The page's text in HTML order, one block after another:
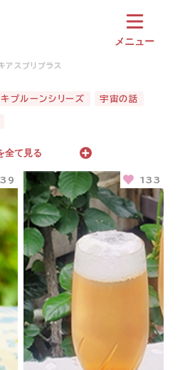
メニュー
アスプリプラス
キプルーンシリーズ 宇宙の話
全て見る
133